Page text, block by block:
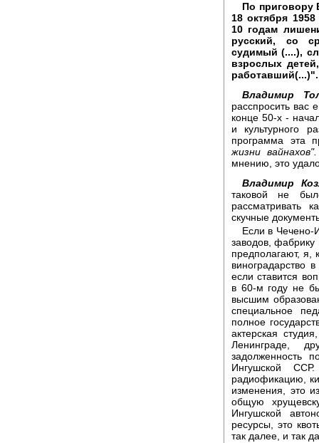
По приговору
18 октября
10 годам
русский, со
судимый (....),
взрослых
работавший(...)".
Владимир
расспросить вас
конце 50-х -
и культурного
программа эта
жизни вайнахов".
мнению, это
Владимир
таковой не
рассматривать
скучные
Если в Чечено-
заводов,
предполагают, я,
виноградарство
если ставится
в 60-м году не
высшим
специальное
полное
актерская
Ленинграде,
задолженность
Ингушской
радиофикацию,
изменения, это
общую
Ингушской
ресурсы, это
так далее, и так